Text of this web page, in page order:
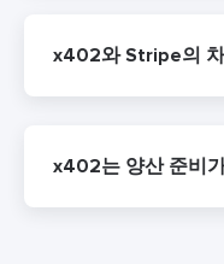
x402와 Stripe의
x402는 양산 준비